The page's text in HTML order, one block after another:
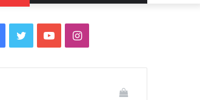
TwitterYouTubeInstagram